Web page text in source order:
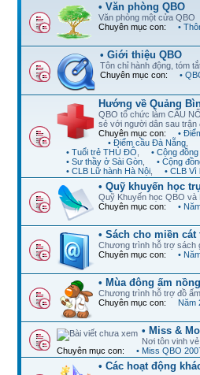
• Văn phòng QBO
Văn phòng một cửa QBO
Chuyên mục con:
•
• Giới thiệu QBO
Tôn chỉ hành động, tóm
Chuyên mục con:
•
Hướng về Quảng
QBO tổ chức làm CẦU
sẻ với người dân sau trận
Chuyên mục con:
•
• Điểm cầu Đà Nẵng
• Tuổi trẻ THỦ ĐÔ
• Cộng
• Sư thầy ở Sài Gòn
• Cộng
• CLB Lữ hành Hà Nội
• CLB Vì
• Quỹ khuyến học
Quỹ Khuyến học QBO và
Chuyên mục con:
•
• Sách cho miền cát
Chương trình hỗ trợ sách
Chuyên mục con:
•
• Mùa đông ấm nồng
Chương trình hỗ trợ đồ
Chuyên mục con:
Năm
• Miss &
Nơi tôn vinh vẻ
Chuyên mục con:
• Miss QBO
• Các hoạt động